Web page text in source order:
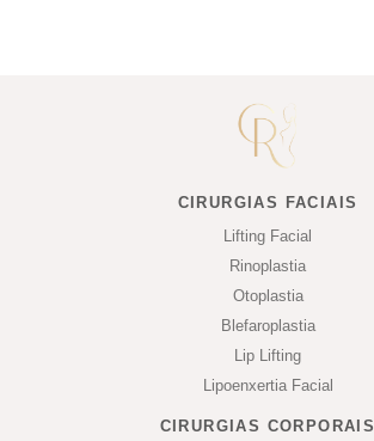
CIRURGIAS FACIAIS
Lifting Facial
Rinoplastia
Otoplastia
Blefaroplastia
Lip Lifting
Lipoenxertia Facial
CIRURGIAS CORPORAIS